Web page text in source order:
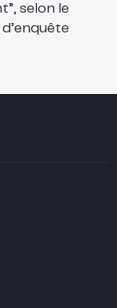
selon le